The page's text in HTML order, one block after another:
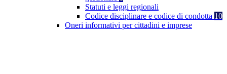
Statuti e leggi regionali
Codice disciplinare e codice di condotta 10
Oneri informativi per cittadini e imprese